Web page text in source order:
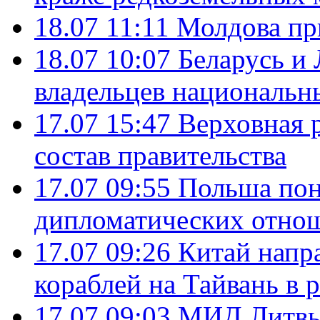
18.07 11:11 Молдова
18.07 10:07 Беларусь
владельцев
17.07 15:47 Верховная
состав правительства
17.07 09:55 Польша
дипломатических
17.07 09:26 Китай
кораблей на Тайвань в